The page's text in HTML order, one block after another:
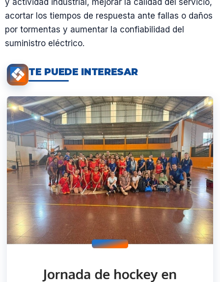
acortar los tiempos de respuesta ante fallas o daños
por tormentas y aumentar la confiabilidad del
suministro eléctrico.
TE PUEDE INTERESAR